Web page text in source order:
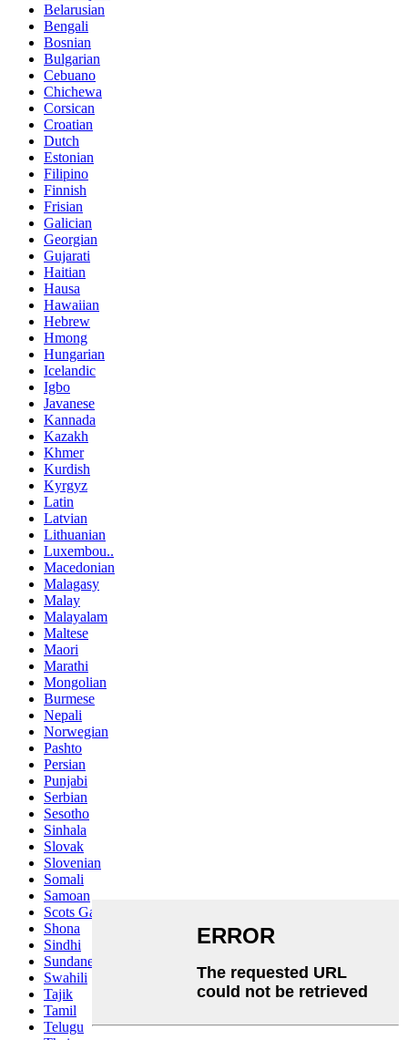
Belarusian
Bengali
Bosnian
Bulgarian
Cebuano
Chichewa
Corsican
Croatian
Dutch
Estonian
Filipino
Finnish
Frisian
Galician
Georgian
Gujarati
Haitian
Hausa
Hawaiian
Hebrew
Hmong
Hungarian
Icelandic
Igbo
Javanese
Kannada
Kazakh
Khmer
Kurdish
Kyrgyz
Latin
Latvian
Lithuanian
Luxembou..
Macedonian
Malagasy
Malay
Malayalam
Maltese
Maori
Marathi
Mongolian
Burmese
Nepali
Norwegian
Pashto
Persian
Punjabi
Serbian
Sesotho
Sinhala
Slovak
Slovenian
Somali
Samoan
Scots Gaelic
Shona
Sindhi
Sundanese
Swahili
Tajik
Tamil
Telugu